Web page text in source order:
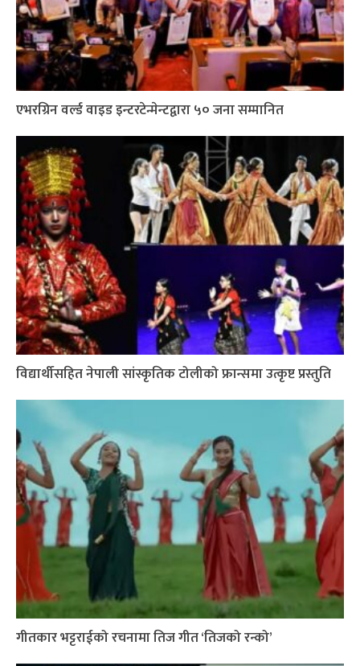
एभरग्रिन वर्ल्ड वाइड इन्टरटेन्मेन्टद्वारा ५० जना सम्मानित
विद्यार्थीसहित नेपाली सांस्कृतिक टोलीको फ्रान्समा उत्कृष्ट प्रस्तुति
गीतकार भट्टराईको रचनामा तिज गीत ‘तिजको रन्को’